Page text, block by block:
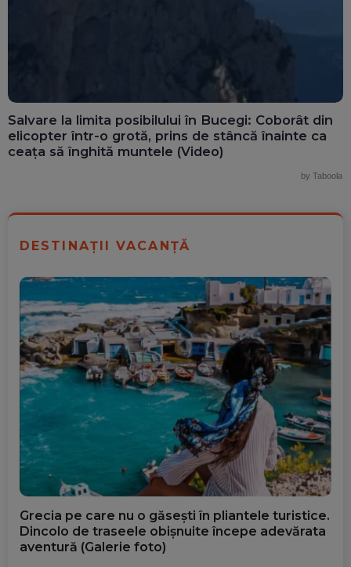
Salvare la limita posibilului în Bucegi: Coborât din
elicopter într-o grotă, prins de stâncă înainte ca
ceața să înghită muntele (Video)
by Taboola
DESTINAȚII VACANȚĂ
Grecia pe care nu o găsești în pliantele turistice.
Dincolo de traseele obișnuite începe adevărata
aventură (Galerie foto)